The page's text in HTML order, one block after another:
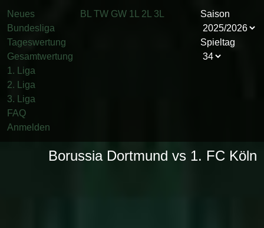
Neues
Bundesliga
Tageswertung
Gesamtwertung
1. Liga
2. Liga
3. Liga
FAQ
Anmelden
BL TW GW 1L 2L 3L Saison
Spieltag
Borussia Dortmund vs 1. FC Köln